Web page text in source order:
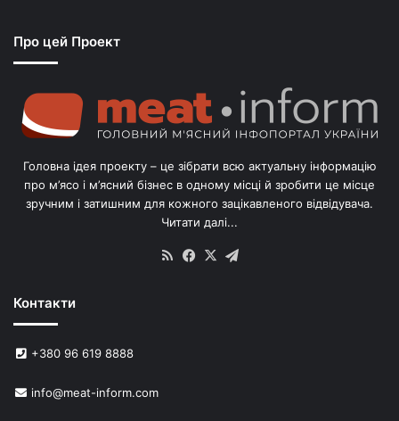
п
о
е
й
У
р
Про цей Проект
Головна ідея проекту – це зібрати всю актуальну інформацію
про м’ясо і м’ясний бізнес в одному місці й зробити це місце
зручним і затишним для кожного зацікавленого відвідувача.
Читати далі...
RSS Facebook
X
Контакти
+380 96 619 8888
info@meat-inform.com